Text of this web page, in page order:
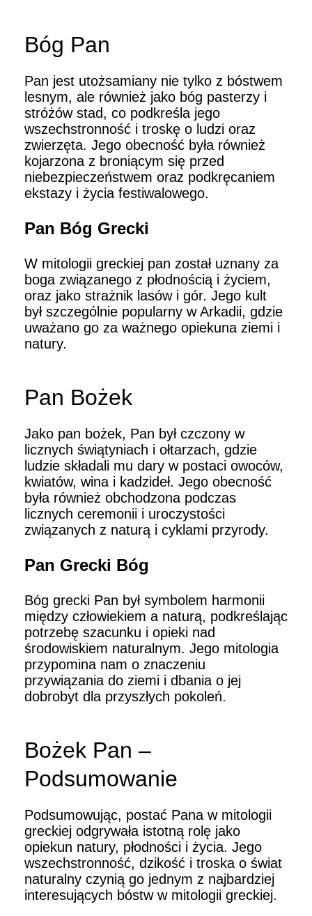
Bóg Pan
Pan jest utożsamiany nie tylko z bóstwem
lesnym, ale również jako bóg pasterzy i
stróżów stad, co podkreśla jego
wszechstronność i troskę o ludzi oraz
zwierzęta. Jego obecność była również
kojarzona z broniącym się przed
niebezpieczeństwem oraz podkręcaniem
ekstazy i życia festiwalowego.
Pan Bóg Grecki
W mitologii greckiej pan został uznany za
boga związanego z płodnością i życiem,
oraz jako strażnik lasów i gór. Jego kult
był szczególnie popularny w Arkadii, gdzie
uważano go za ważnego opiekuna ziemi i
natury.
Pan Bożek
Jako pan bożek, Pan był czczony w
licznych świątyniach i ołtarzach, gdzie
ludzie składali mu dary w postaci owoców,
kwiatów, wina i kadzideł. Jego obecność
była również obchodzona podczas
licznych ceremonii i uroczystości
związanych z naturą i cyklami przyrody.
Pan Grecki Bóg
Bóg grecki Pan był symbolem harmonii
między człowiekiem a naturą, podkreślając
potrzebę szacunku i opieki nad
środowiskiem naturalnym. Jego mitologia
przypomina nam o znaczeniu
przywiązania do ziemi i dbania o jej
dobrobyt dla przyszłych pokoleń.
Bożek Pan –
Podsumowanie
Podsumowując, postać Pana w mitologii
greckiej odgrywała istotną rolę jako
opiekun natury, płodności i życia. Jego
wszechstronność, dzikość i troska o świat
naturalny czynią go jednym z najbardziej
interesujących bóstw w mitologii greckiej.